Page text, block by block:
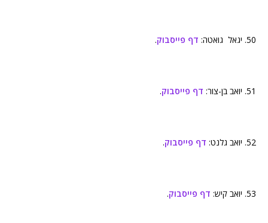
50. יגאל גואטה: דף פייסבוק.
51. יואב בן-צור: דף פייסבוק.
52. יואב גלנט: דף פייסבוק.
53. יואב קיש: דף פייסבוק.